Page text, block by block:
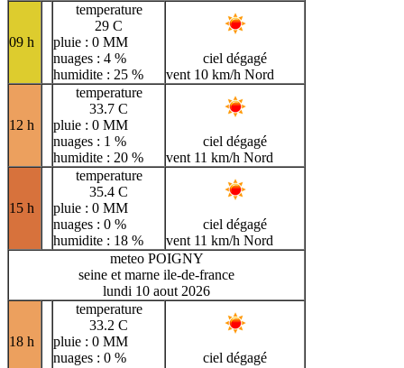
09 h
temperature
29 C
pluie : 0 MM
nuages : 4 %
humidite : 25 %
ciel dégagé
vent 10 km/h Nord
12 h
temperature
33.7 C
pluie : 0 MM
nuages : 1 %
humidite : 20 %
ciel dégagé
vent 11 km/h Nord
15 h
temperature
35.4 C
pluie : 0 MM
nuages : 0 %
humidite : 18 %
ciel dégagé
vent 11 km/h Nord
meteo POIGNY
seine et marne ile-de-france
lundi 10 aout 2026
18 h
temperature
33.2 C
pluie : 0 MM
nuages : 0 %
ciel dégagé